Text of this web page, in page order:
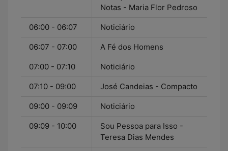
Notas - Maria Flor Pedroso
06:00 - 06:07 Noticiário
06:07 - 07:00 A Fé dos Homens
07:00 - 07:10 Noticiário
07:10 - 09:00 José Candeias - Compacto
09:00 - 09:09 Noticiário
09:09 - 10:00
Sou Pessoa para Isso -
Teresa Dias Mendes